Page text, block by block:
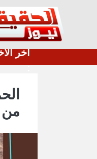
أخر
:
صباح الخير
من